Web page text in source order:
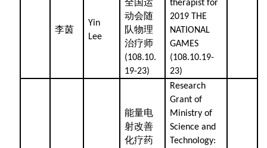
李茵
Yin
Lee
全国运
动会随
队物理
治疗师
(108.10.
19-23)
therapist for
2019 THE
NATIONAL
GAMES
(108.10.19-
23)
能量电
射改善
化疗药
Research
Grant of
Ministry of
Science and
Technology: